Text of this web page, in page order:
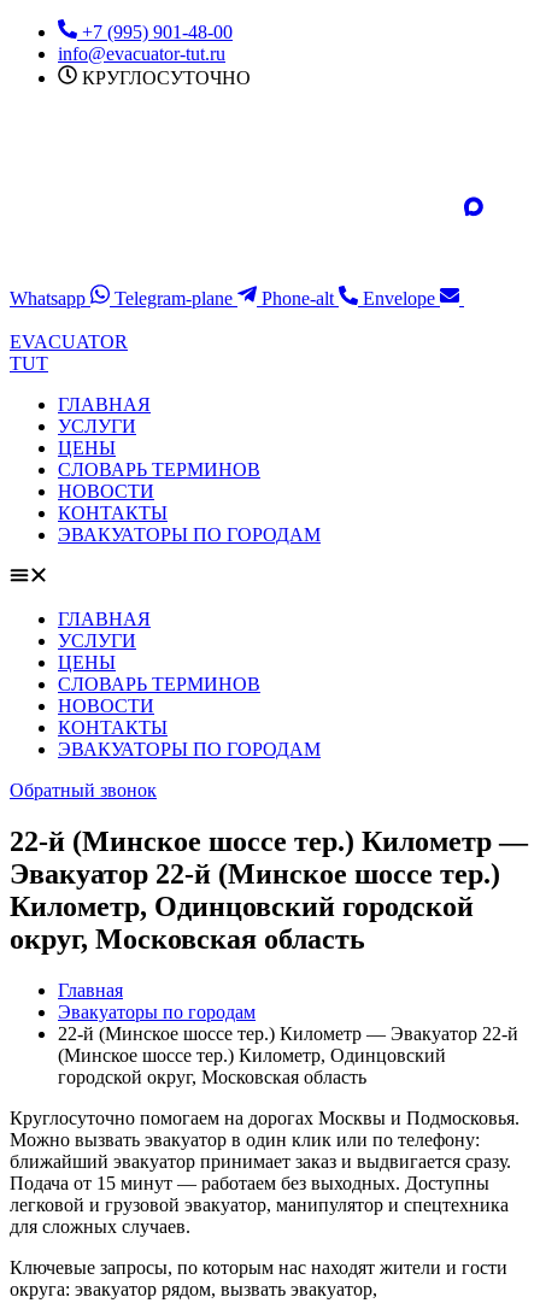
Перейти
содержимому
+7 (995) 901-48-00
info@evacuator-tut.ru
КРУГЛОСУТОЧНО
Whatsapp Telegram-plane Phone-alt Envelope
EVACUATOR
TUT
ГЛАВНАЯ
УСЛУГИ
ЦЕНЫ
СЛОВАРЬ ТЕРМИНОВ
НОВОСТИ
КОНТАКТЫ
ЭВАКУАТОРЫ ПО ГОРОДАМ
ГЛАВНАЯ
УСЛУГИ
ЦЕНЫ
СЛОВАРЬ ТЕРМИНОВ
НОВОСТИ
КОНТАКТЫ
ЭВАКУАТОРЫ ПО ГОРОДАМ
Обратный звонок
22-й (Минское шоссе тер.) Километр —
Эвакуатор 22-й (Минское шоссе тер.)
Километр, Одинцовский городской
округ, Московская область
Главная
Эвакуаторы по городам
22-й (Минское шоссе тер.) Километр — Эвакуатор 22-й
(Минское шоссе тер.) Километр, Одинцовский
городской округ, Московская область
Круглосуточно помогаем на дорогах Москвы и Подмосковья.
Можно вызвать эвакуатор в один клик или по телефону:
ближайший эвакуатор принимает заказ и выдвигается сразу.
Подача от 15 минут — работаем без выходных. Доступны
легковой и грузовой эвакуатор, манипулятор и спецтехника
для сложных случаев.
Ключевые запросы, по которым нас находят жители и гости
округа: эвакуатор рядом, вызвать эвакуатор,